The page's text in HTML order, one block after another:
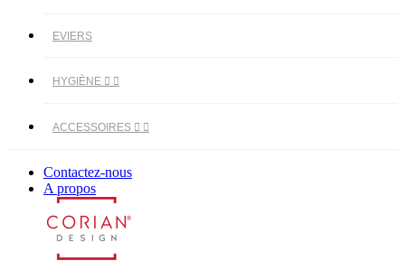
EVIERS
HYGIÈNE  
ACCESSOIRES  
Contactez-nous
A propos